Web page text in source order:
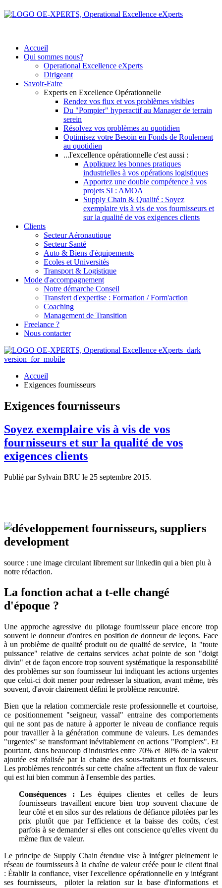
Accueil
Qui sommes nous?
Operational Excellence eXperts
Dirigeant
Savoir-Faire
Experts en Excellence Opérationnelle
Rendez vos flux et vos problèmes visibles
Du "Pompier" hyperactif au Manager de terrain
serein
Résolvez vos problèmes au quotidien
Optimisez votre Besoin en Fonds de Roulement
au quotidien
...l'excellence opérationnelle c'est aussi :
Appliquez les bonnes pratiques
industrielles à vos opérations logistiques
Apportez une double compétence à vos
projets SI : AMOA
Supply Chain & Qualité : Soyez
exemplaire vis à vis de vos fournisseurs et
sur la qualité de vos exigences clients
Clients
Secteur Aéronautique
Secteur Santé
Auto & Biens d'équipements
Ecoles et Universités
Transport & Logistique
Mode d'accompagnement
Notre démarche Conseil
Transfert d'expertise : Formation / Form'action
Coaching
Management de Transition
Freelance ?
Nous contacter
Accueil
Exigences fournisseurs
Exigences fournisseurs
Soyez exemplaire vis à vis de vos
fournisseurs et sur la qualité de vos
exigences clients
Publié par Sylvain BRU le 25 septembre 2015.
source : une image circulant librement sur linkedin qui a bien plu à
notre rédaction.
La fonction achat a t-elle changé
d'époque ?
Une approche agressive du pilotage fournisseur place encore trop
souvent le donneur d'ordres en position de donneur de leçons. Face
à un problème de qualité produit ou de qualité de service, la "toute
puissance" relative de certains services achat pointe de son "doigt
divin" et de façon encore trop souvent systématique la responsabilité
des problèmes sur son fournisseur lui indiquant les actions urgentes
que celui-ci doit mener pour redresser la situation, avant même, très
souvent, d'avoir clairement défini le problème rencontré.
Bien que la relation commerciale reste professionnelle et courtoise,
ce positionnement "seigneur, vassal" entraine des comportements
qui ne sont pas de nature à apporter le niveau de confiance requis
pour travailler à la génération commune de valeurs. Les demandes
"urgentes" se transformant inévitablement en actions "Pompiers". Et
pourtant, dans beaucoup d'industries entre 70% et 80% de la valeur
ajoutée est réalisée par la chaine des sous-traitants et fournisseurs.
Les problèmes rencontrés sur cette chaîne affectent un flux de valeur
qui est lui bien commun à l'ensemble des parties.
Conséquences : Les équipes clientes et celles de leurs
fournisseurs travaillent encore bien trop souvent chacune de
leur côté et en silos sur des relations de défiance pilotées par les
prix plutôt que par l'efficience et la baisse des coûts, c'est
parfois à se demander si elles ont conscience qu'elles vivent du
même flux de valeur.
Le principe de Supply Chain étendue vise à intégrer pleinement le
réseau de fournisseurs à la chaîne de valeur créée pour le client final
: Établir la confiance, viser l'excellence opérationnelle en y intégrant
ses fournisseurs, piloter la relation sur la base d'informations et